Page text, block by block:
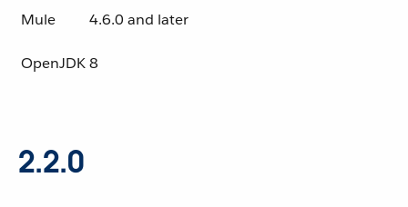
Mule
4.6.0 and later
OpenJDK8
2.2.0